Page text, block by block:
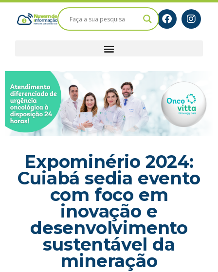
Expominério 2024:
Cuiabá sedia evento
com foco em
inovação e
desenvolvimento
sustentável da
mineração